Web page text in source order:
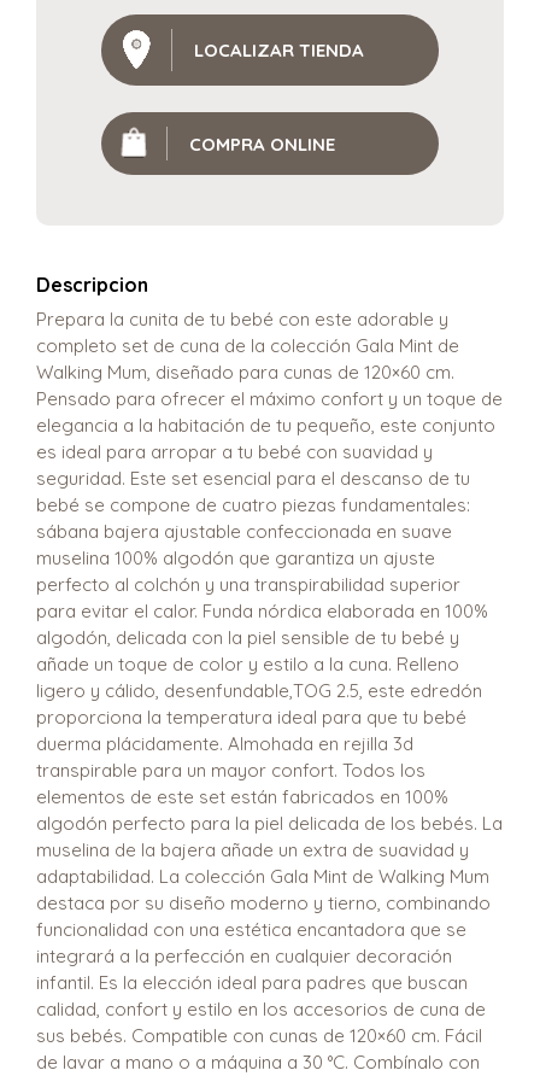
LOCALIZAR TIENDA
COMPRA ONLINE
Descripcion
Prepara la cunita de tu bebé con este adorable y
completo set de cuna de la colección Gala Mint de
Walking Mum, diseñado para cunas de 120×60 cm.
Pensado para ofrecer el máximo confort y un toque de
elegancia a la habitación de tu pequeño, este conjunto
es ideal para arropar a tu bebé con suavidad y
seguridad. Este set esencial para el descanso de tu
bebé se compone de cuatro piezas fundamentales:
sábana bajera ajustable confeccionada en suave
muselina 100% algodón que garantiza un ajuste
perfecto al colchón y una transpirabilidad superior
para evitar el calor. Funda nórdica elaborada en 100%
algodón, delicada con la piel sensible de tu bebé y
añade un toque de color y estilo a la cuna. Relleno
ligero y cálido, desenfundable,TOG 2.5, este edredón
proporciona la temperatura ideal para que tu bebé
duerma plácidamente. Almohada en rejilla 3d
transpirable para un mayor confort. Todos los
elementos de este set están fabricados en 100%
algodón perfecto para la piel delicada de los bebés. La
muselina de la bajera añade un extra de suavidad y
adaptabilidad. La colección Gala Mint de Walking Mum
destaca por su diseño moderno y tierno, combinando
funcionalidad con una estética encantadora que se
integrará a la perfección en cualquier decoración
infantil. Es la elección ideal para padres que buscan
calidad, confort y estilo en los accesorios de cuna de
sus bebés. Compatible con cunas de 120×60 cm. Fácil
de lavar a mano o a máquina a 30 °C. Combínalo con